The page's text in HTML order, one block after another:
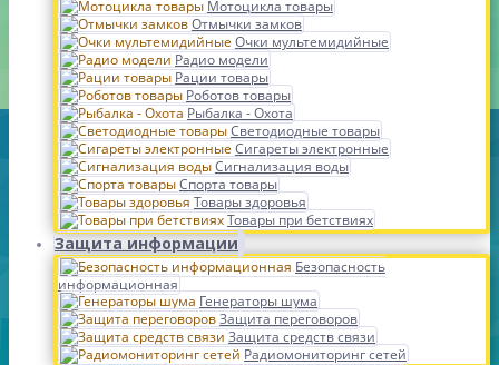
Мотоцикла товары
Отмычки замков
Очки мультемидийные
Радио модели
Рации товары
Роботов товары
Рыбалка - Охота
Светодиодные товары
Сигареты электронные
Сигнализация воды
Спорта товары
Товары здоровья
Товары при бетствиях
Защита информации
Безопасность
информационная
Генераторы шума
Защита переговоров
Защита средств связи
Радиомониторинг сетей